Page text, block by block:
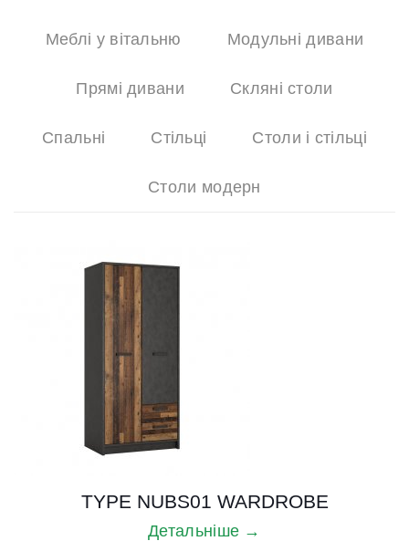
Меблі у вітальню Модульні дивани
Прямі дивани Скляні столи
Спальні Стільці Столи і стільці
Столи модерн
TYPE NUBS01 WARDROBE
Детальніше →